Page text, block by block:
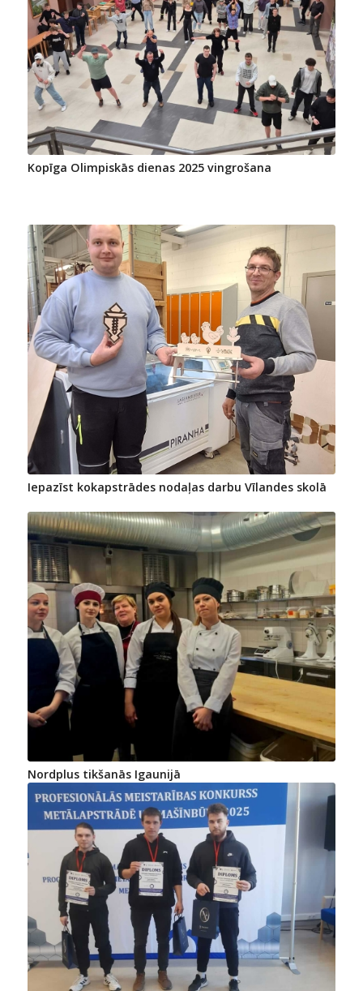
Kopīga Olimpiskās dienas 2025 vingrošana
Iepazīst kokapstrādes nodaļas darbu Vīlandes skolā
Nordplus tikšanās Igaunijā